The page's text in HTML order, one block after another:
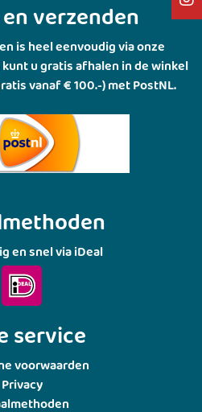
verzenden
is heel eenvoudig via onze
u gratis afhalen in de winkel
vanaf € 100.-) met PostNL.
en snel via iDeal
service
voorwaarden
Privacy